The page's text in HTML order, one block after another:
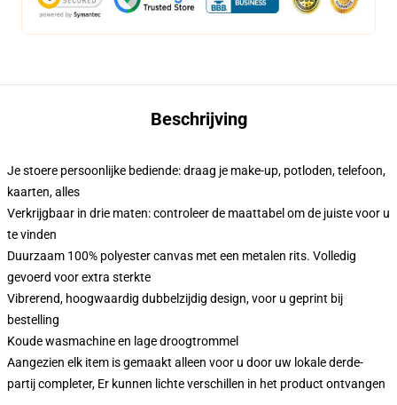
Beschrijving
Je stoere persoonlijke bediende: draag je make-up, potloden, telefoon,
kaarten, alles
Verkrijgbaar in drie maten: controleer de maattabel om de juiste voor u
te vinden
Duurzaam 100% polyester canvas met een metalen rits. Volledig
gevoerd voor extra sterkte
Vibrerend, hoogwaardig dubbelzijdig design, voor u geprint bij
bestelling
Koude wasmachine en lage droogtrommel
Aangezien elk item is gemaakt alleen voor u door uw lokale derde-
partij completer, Er kunnen lichte verschillen in het product ontvangen